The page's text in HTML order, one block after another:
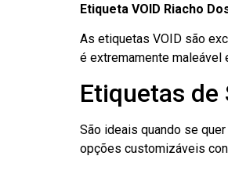
Etiqueta VOID Riacho
As etiquetas VOID são
é extremamente maleável
Etiquetas de
São ideais quando se
opções customizáveis